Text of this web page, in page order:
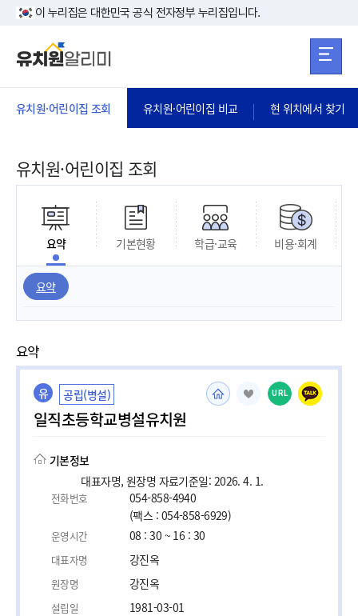
본문 바로가기
이 누리집은 대한민국 공식 전자정부 누리집입니다.
유치원·어린이집 조회 유치원·어린이집 비교 현 위치에서 찾기
유치원·어린이집 조회
요약 기본현황 학급·교육 비용·회계
요약
요약
유 공립(병설)
일직초등학교병설유치원
URL
기본정보
대표자명, 원장명 자료기준일: 2026. 4. 1.
전화번호
054-858-4940
(팩스 : 054-858-6929)
운영시간 08 : 30 ~ 16 : 30
대표자명 강진옥
원장명 강진옥
설립일 1981-03-01